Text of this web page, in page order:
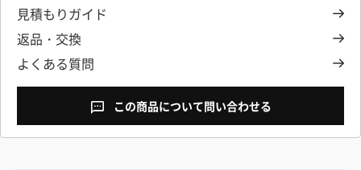
見積もりガイド
返品・交換
よくある質問
この商品について問い合わせる